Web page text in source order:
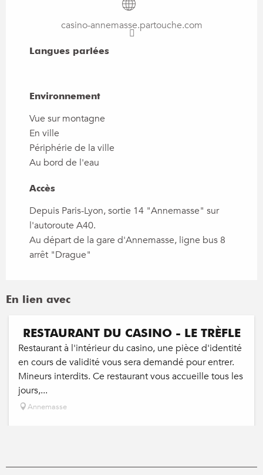
casino-annemasse.partouche.com
Langues parlées
Langues parlées
Environnement
Environnement
Vue sur montagne
En ville
Périphérie de la ville
Au bord de l'eau
Accès
Accès
Depuis Paris-Lyon, sortie 14 "Annemasse" sur
l'autoroute A40.
Au départ de la gare d'Annemasse, ligne bus 8
arrêt "Drague"
En lien avec
RESTAURANT DU CASINO - LE TRÈFLE
Restaurant à l'intérieur du casino, une pièce d'identité
en cours de validité vous sera demandé pour entrer.
Mineurs interdits. Ce restaurant vous accueille tous les
jours,...
Annemasse
Réservable